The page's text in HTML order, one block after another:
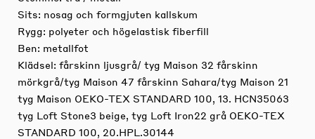
Sits: nosag och formgjuten kallskum
Rygg: polyeter och högelastisk fiberfill
Ben: metallfot
Klädsel: fårskinn ljusgrå/ tyg Maison 32 fårskinn
mörkgrå/tyg Maison 47 fårskinn Sahara/tyg Maison 21
tyg Maison OEKO-TEX STANDARD 100, 13. HCN35063
tyg Loft Stone3 beige, tyg Loft Iron22 grå OEKO-TEX
STANDARD 100, 20.HPL.30144